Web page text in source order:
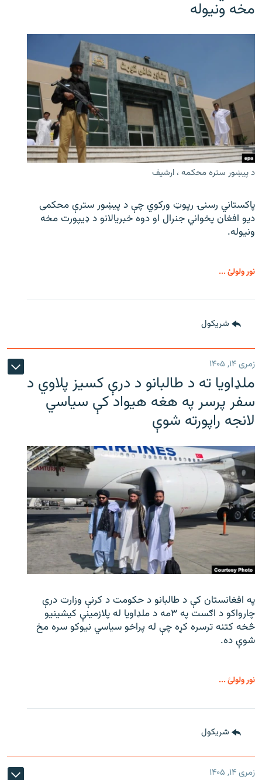
مخه ونیوله
د پیښور ستره محکمه ، ارشیف
پاکستاني رسنۍ رپوټ ورکوي چې د پیښور سترې محکمی
دیو افغان پخواني جنرال او دوه خبریالانو د ډیپورت مخه
ونیوله.
نور ولولئ ...
شريکول
زمری ۱۴, ۱۴۰۵
ملډاویا ته د طالبانو د درې کسیز پلاوي د
سفر پرسر په هغه هیواد کې سیاسي
لانجه راپورته شوې
په افغانستان کې د طالبانو د حکومت د کرنې وزارت درې
چارواکو د اګست په ۳مه د ملډاویا له پلازمینې کیشینیو
څخه کتنه ترسره کړه چې له پراخو سیاسي نیوکو سره مخ
شوې ده.
نور ولولئ ...
شريکول
زمری ۱۴, ۱۴۰۵